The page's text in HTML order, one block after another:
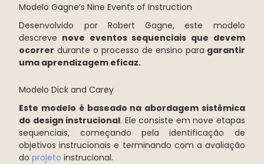
Modelo Gagne’s Nine Events of Instruction
Desenvolvido por Robert Gagne, este modelo
descreve nove eventos sequenciais que devem
ocorrer durante o processo de ensino para garantir
uma aprendizagem eficaz.
Modelo Dick and Carey
Este modelo é baseado na abordagem sistêmica
do design instrucional. Ele consiste em nove etapas
sequenciais, começando pela identificação de
objetivos instrucionais e terminando com a avaliação
doprojeto instrucional.